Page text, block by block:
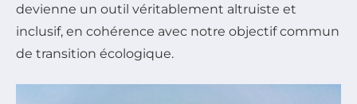
devienne un outil véritablement altruiste et
inclusif, en cohérence avec notre objectif commun
de transition écologique.